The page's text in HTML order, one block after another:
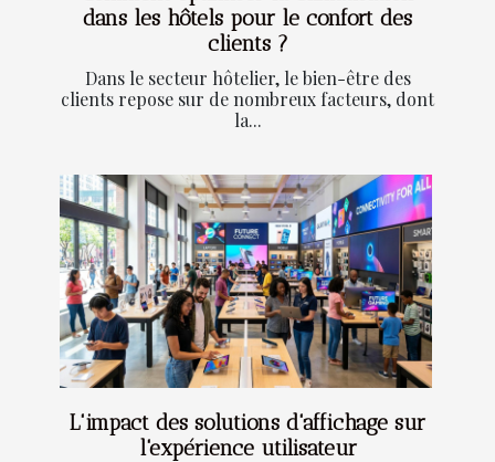
dans les hôtels pour le confort des
clients ?
Dans le secteur hôtelier, le bien-être des
clients repose sur de nombreux facteurs, dont
la...
L'impact des solutions d'affichage sur
l'expérience utilisateur